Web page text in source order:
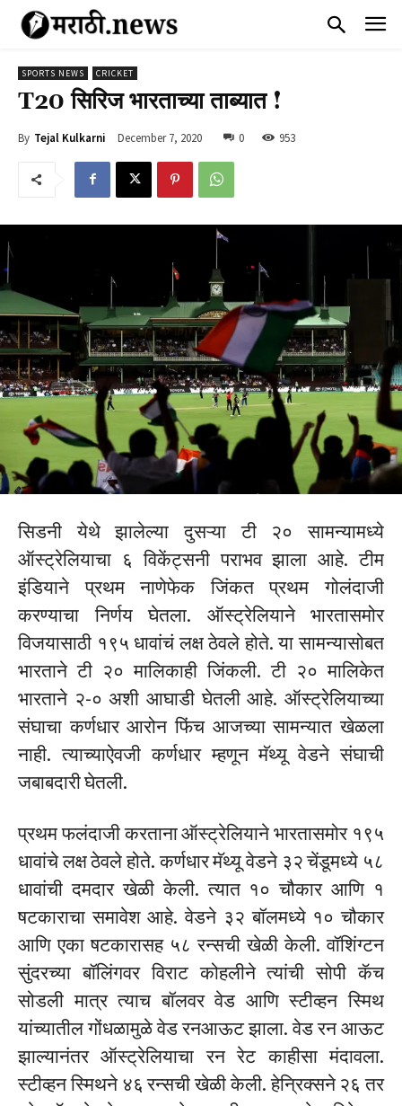
SPORTS NEWS CRICKET
T20 सिरिज भारताच्या ताब्यात !
By Tejal Kulkarni December 7, 2020 0 953
सिडनी येथे झालेल्या दुसऱ्या टी २० सामन्यामध्ये
ऑस्ट्रेलियाचा ६ विकेंट्सनी पराभव झाला आहे. टीम
इंडियाने प्रथम नाणेफेक जिंकत प्रथम गोलंदाजी
करण्याचा निर्णय घेतला. ऑस्ट्रेलियाने भारतासमोर
विजयासाठी १९५ धावांचं लक्ष ठेवले होते. या सामन्यासोबत
भारताने टी २० मालिकाही जिंकली. टी २० मालिकेत
भारताने २-० अशी आघाडी घेतली आहे. ऑस्ट्रेलियाच्या
संघाचा कर्णधार आरोन फिंच आजच्या सामन्यात खेळला
नाही. त्याच्याऐवजी कर्णधार म्हणून मॅथ्यू वेडने संघाची
जबाबदारी घेतली.
प्रथम फलंदाजी करताना ऑस्ट्रेलियाने भारतासमोर १९५
धावांचे लक्ष ठेवले होते. कर्णधार मॅथ्यू वेडने ३२ चेंडूमध्ये ५८
धावांची दमदार खेळी केली. त्यात १० चौकार आणि १
षटकाराचा समावेश आहे. वेडने ३२ बॉलमध्ये १० चौकार
आणि एका षटकारासह ५८ रन्सची खेळी केली. वॉशिंग्टन
सुंदरच्या बॉलिंगवर विराट कोहलीने त्यांची सोपी कॅच
सोडली मात्र त्याच बॉलवर वेड आणि स्टीव्हन स्मिथ
यांच्यातील गोंधळामुळे वेड रनआऊट झाला. वेड रन आऊट
झाल्यानंतर ऑस्ट्रेलियाचा रन रेट काहीसा मंदावला.
स्टीव्हन स्मिथने ४६ रन्सची खेळी केली. हेन्रिक्सने २६ तर